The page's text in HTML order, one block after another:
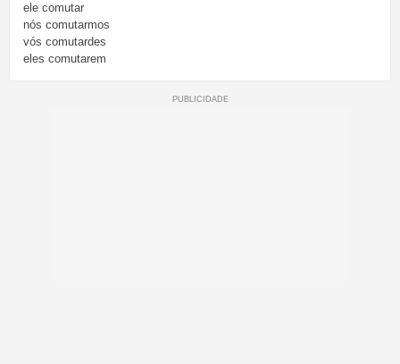
ele comutar
nós comutarmos
vós comutardes
eles comutarem